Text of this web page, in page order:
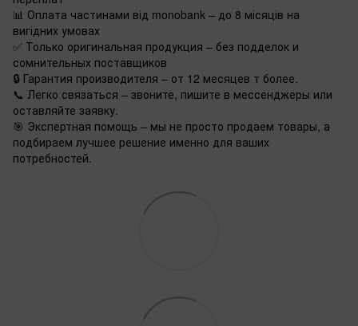
📊 Оплата частинами від monobank – до 8 місяців на
вигідних умовах
✅ Только оригинальная продукция – без подделок и
сомнительных поставщиков
🔒 Гарантия производителя – от 12 месяцев т более.
📞 Легко связаться – звоните, пишите в мессенджеры или
оставляйте заявку.
🎯 Экспертная помощь – мы не просто продаем товары, а
подбираем лучшее решение именно для ваших
потребностей.